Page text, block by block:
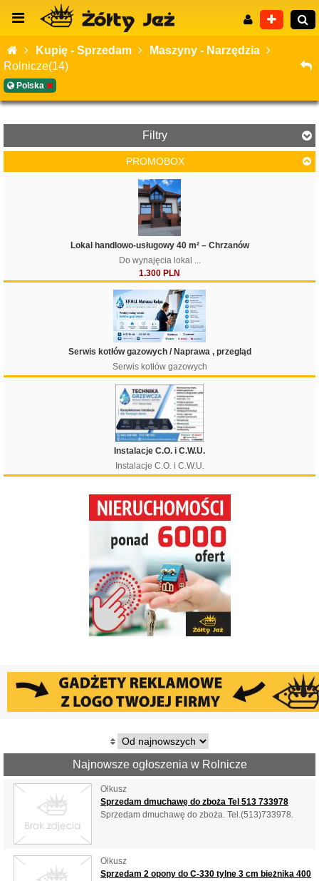
Kupię - Sprzedam
Maszyny - Narzędzia
Rolnicze(14)
Polska
Filtry
Filtruj
PROMOBOX
Lokal handlowo-usługowy 40 m² – Chrzanów
Do wynajęcia lokal ...
1.300 PLN
Serwis kotłów gazowych / Naprawa , przegląd
Serwis kotłów gazowych
Instalacje C.O. i C.W.U.
Instalacje C.O. i C.W.U.
Najnowsze ogłoszenia w Rolnicze
Olkusz
Sprzedam dmuchawę do zboża Tel 513 733978
Sprzedam dmuchawę do zboża. Tel.(513)733978.
Olkusz
Sprzedam 2 opony do C-330 tylne 3 cm bieżnika 400